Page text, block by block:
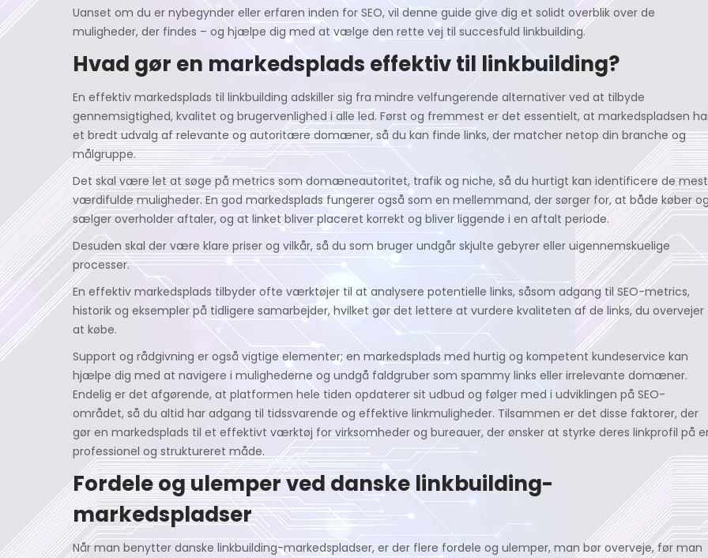
Uanset om du er nybegynder eller erfaren inden for SEO, vil denne guide give dig et solidt overblik over de
muligheder, der findes – og hjælpe dig med at vælge den rette vej til succesfuld linkbuilding.
Hvad gør en markedsplads effektiv til linkbuilding?
En effektiv markedsplads til linkbuilding adskiller sig fra mindre velfungerende alternativer ved at tilbyde
gennemsigtighed, kvalitet og brugervenlighed i alle led. Først og fremmest er det essentielt, at markedspladsen
et bredt udvalg af relevante og autoritære domæner, så du kan finde links, der matcher netop din branche og
målgruppe.
Det skal være let at søge på metrics som domæneautoritet, trafik og niche, så du hurtigt kan identificere de mest
værdifulde muligheder. En god markedsplads fungerer også som en mellemmand, der sørger for, at både køber
sælger overholder aftaler, og at linket bliver placeret korrekt og bliver liggende i en aftalt periode.
Desuden skal der være klare priser og vilkår, så du som bruger undgår skjulte gebyrer eller uigennemskuelige
processer.
En effektiv markedsplads tilbyder ofte værktøjer til at analysere potentielle links, såsom adgang til SEO-metrics,
historik og eksempler på tidligere samarbejder, hvilket gør det lettere at vurdere kvaliteten af de links, du overvejer
at købe.
Support og rådgivning er også vigtige elementer; en markedsplads med hurtig og kompetent kundeservice kan
hjælpe dig med at navigere i mulighederne og undgå faldgruber som spammy links eller irrelevante domæner.
Endelig er det afgørende, at platformen hele tiden opdaterer sit udbud og følger med i udviklingen på SEO-
området, så du altid har adgang til tidssvarende og effektive linkmuligheder. Tilsammen er det disse faktorer, der
gør en markedsplads til et effektivt værktøj for virksomheder og bureauer, der ønsker at styrke deres linkprofil på
professionel og struktureret måde.
Fordele og ulemper ved danske linkbuilding-
markedspladser
Når man benytter danske linkbuilding-markedspladser, er der flere fordele og ulemper, man bør overveje, før man